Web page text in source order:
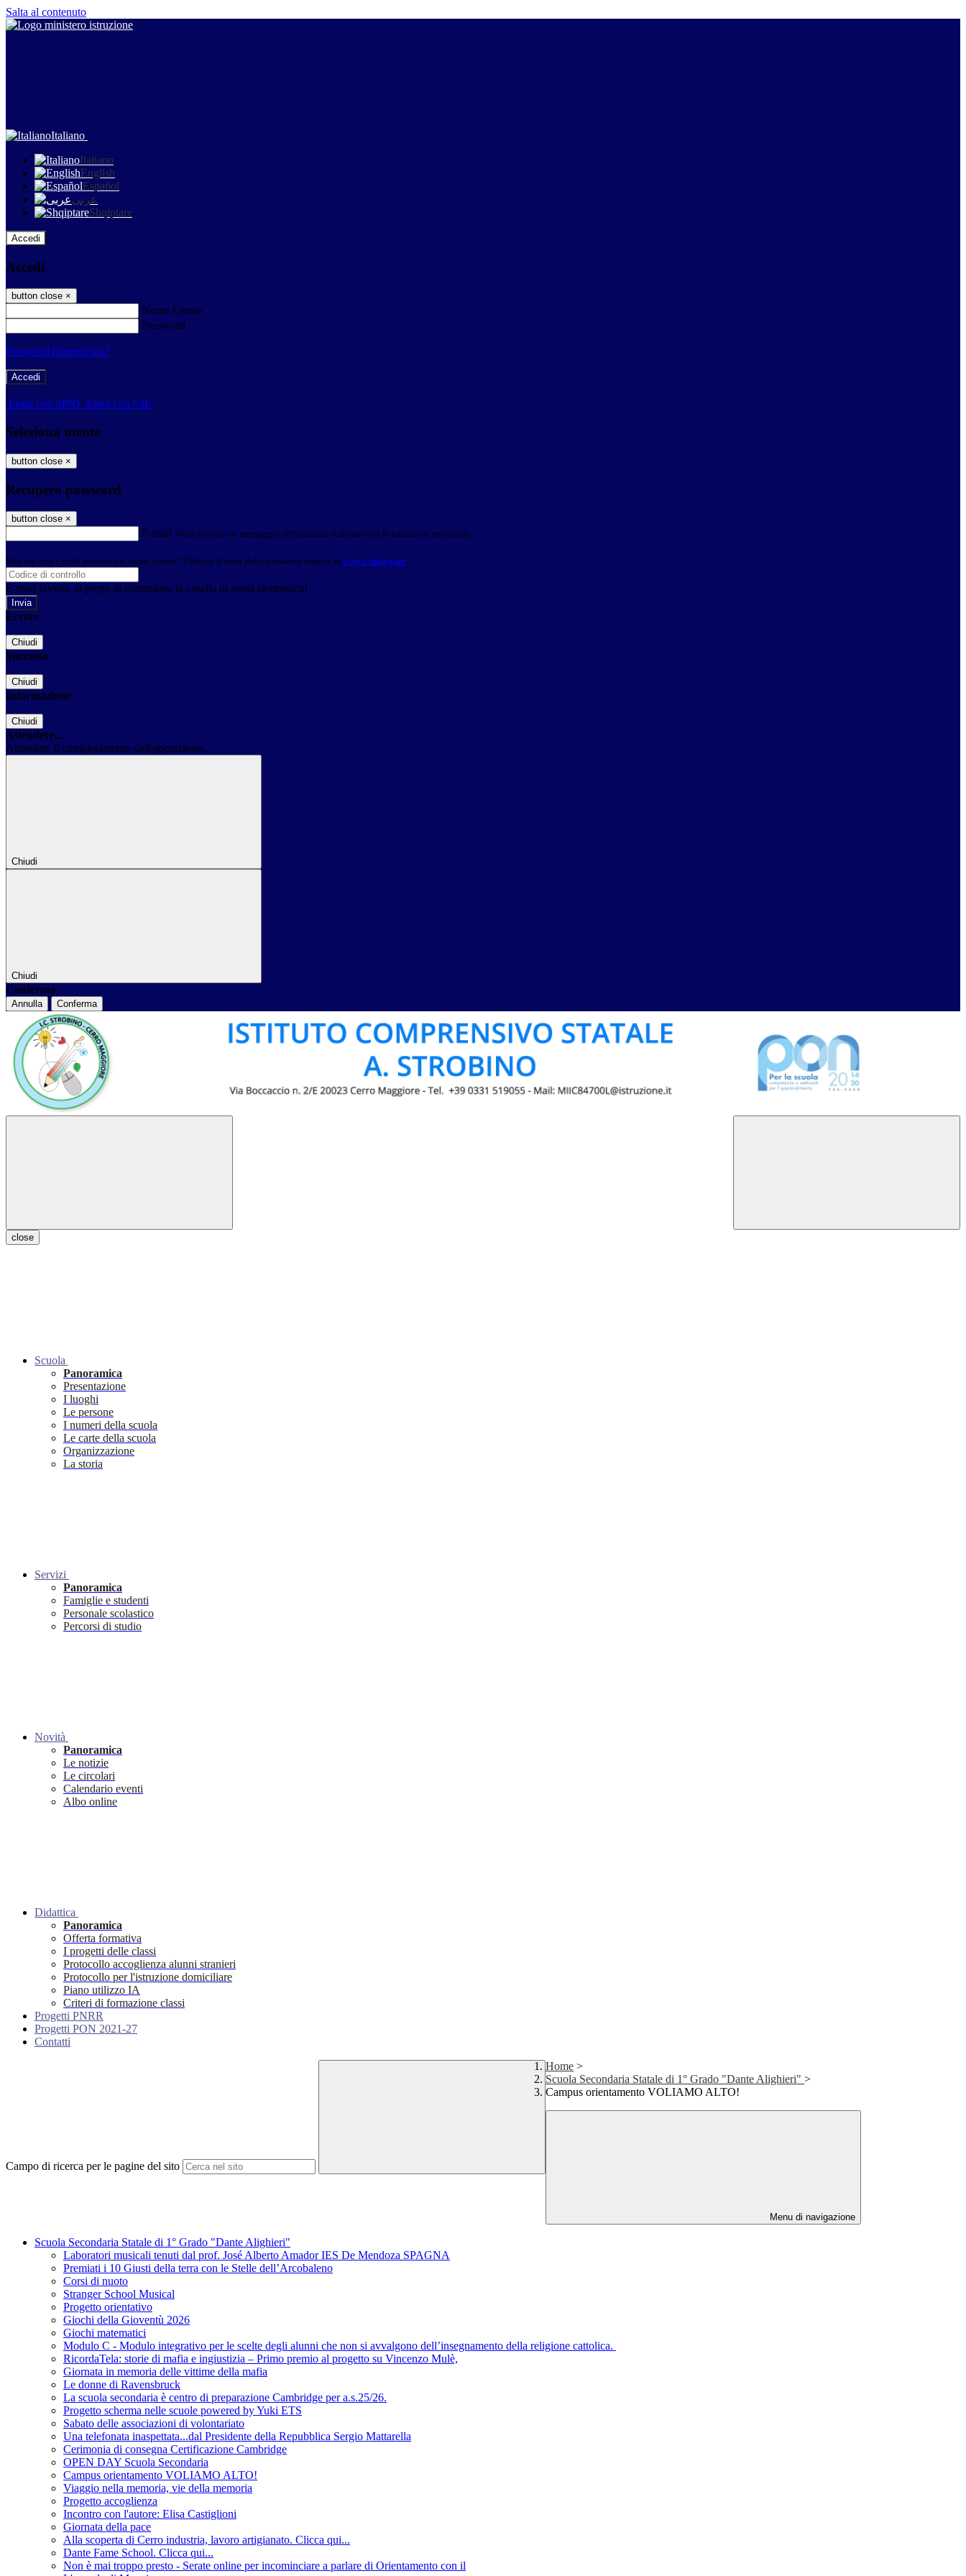
Salta al contenuto
Italiano
Italiano
English
Español
عربى
Shqiptare
Accedi
Accedi
button close ×
Nome Utente
Password
Password dimenticata?
-
Entra con SPID Entra con CIE
Seleziona utente
button close ×
Recupero password
button close ×
E-mail Verrà inviato un messaggio all'indirizzo indicato con le istruzioni necessarie.
Non hai una e-mail associata al nome utente? Effettua il reset della password tramite la Login Spaggiari
E-mail inviata, si prega di controllare la casella di posta elettronica!
Errore
Chiudi
Successo
Chiudi
Informazione
Chiudi
Attendere...
Attendere il completamento dell'operazione...
Chiudi
Chiudi
Conferma
Annulla Conferma
close
Scuola
Panoramica
Presentazione
I luoghi
Le persone
I numeri della scuola
Le carte della scuola
Organizzazione
La storia
Servizi
Panoramica
Famiglie e studenti
Personale scolastico
Percorsi di studio
Novità
Panoramica
Le notizie
Le circolari
Calendario eventi
Albo online
Didattica
Panoramica
Offerta formativa
I progetti delle classi
Protocollo accoglienza alunni stranieri
Protocollo per l'istruzione domiciliare
Piano utilizzo IA
Criteri di formazione classi
Progetti PNRR
Progetti PON 2021-27
Contatti
Campo di ricerca per le pagine del sito
Home >
Scuola Secondaria Statale di 1° Grado "Dante Alighieri" >
Campus orientamento VOLIAMO ALTO!
Menu di navigazione
Scuola Secondaria Statale di 1° Grado "Dante Alighieri"
Laboratori musicali tenuti dal prof. José Alberto Amador IES De Mendoza SPAGNA
Premiati i 10 Giusti della terra con le Stelle dell’Arcobaleno
Corsi di nuoto
Stranger School Musical
Progetto orientativo
Giochi della Gioventù 2026
Giochi matematici
Modulo C - Modulo integrativo per le scelte degli alunni che non si avvalgono dell’insegnamento della religione cattolica.
RicordaTela: storie di mafia e ingiustizia – Primo premio al progetto su Vincenzo Mulè,
Giornata in memoria delle vittime della mafia
Le donne di Ravensbruck
La scuola secondaria è centro di preparazione Cambridge per a.s.25/26.
Progetto scherma nelle scuole powered by Yuki ETS
Sabato delle associazioni di volontariato
Una telefonata inaspettata...dal Presidente della Repubblica Sergio Mattarella
Cerimonia di consegna Certificazione Cambridge
OPEN DAY Scuola Secondaria
Campus orientamento VOLIAMO ALTO!
Viaggio nella memoria, vie della memoria
Progetto accoglienza
Incontro con l'autore: Elisa Castiglioni
Giornata della pace
Alla scoperta di Cerro industria, lavoro artigianato. Clicca qui...
Dante Fame School. Clicca qui...
Non è mai troppo presto - Serate online per incominciare a parlare di Orientamento con il